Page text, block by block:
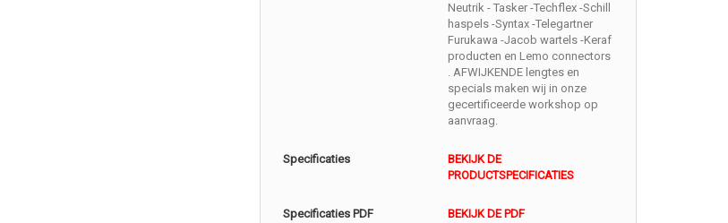
Neutrik - Tasker -Techflex -Schill
haspels -Syntax -Telegartner
Furukawa -Jacob wartels -Keraf
producten en Lemo connectors
. AFWIJKENDE lengtes en
specials maken wij in onze
gecertificeerde workshop op
aanvraag.
Specificaties
BEKIJK DE
PRODUCTSPECIFICATIES
Specificaties PDF BEKIJK DE PDF